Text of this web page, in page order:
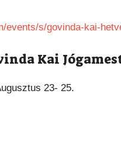
events/s/govinda-kai-
Kai
23- 25.